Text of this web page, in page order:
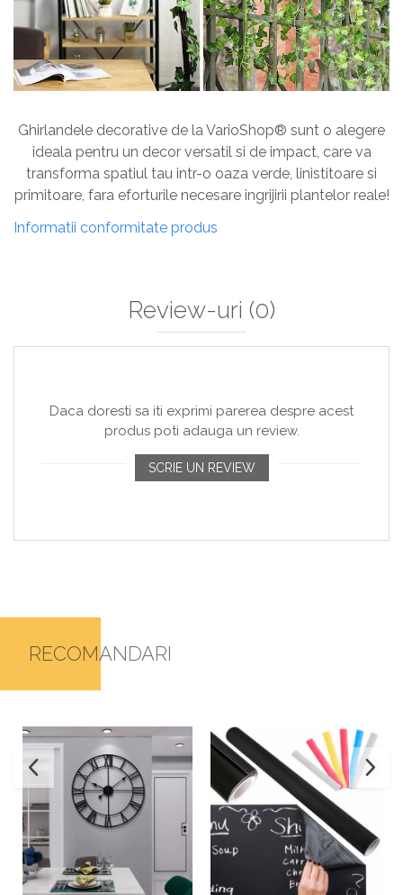
Ghirlandele decorative de la VarioShop® sunt o alegere
ideala pentru un decor versatil si de impact, care va
transforma spatiul tau intr-o oaza verde, linistitoare si
primitoare, fara eforturile necesare ingrijirii plantelor reale!
Informatii conformitate produs
Review-uri (0)
Daca doresti sa iti exprimi parerea despre acest
produs poti adauga un review.
SCRIE UN REVIEW
RECOMANDARI